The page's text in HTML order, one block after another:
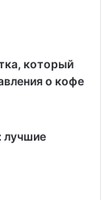
который
о кофе
лучшие